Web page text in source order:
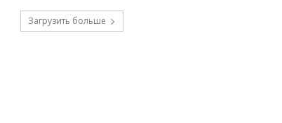
Загрузить больше